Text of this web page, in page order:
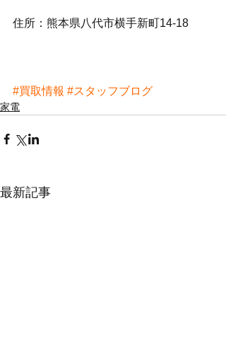
住所：熊本県八代市横手新町14-18
#買取情報 #スタッフブログ
家電
最新記事